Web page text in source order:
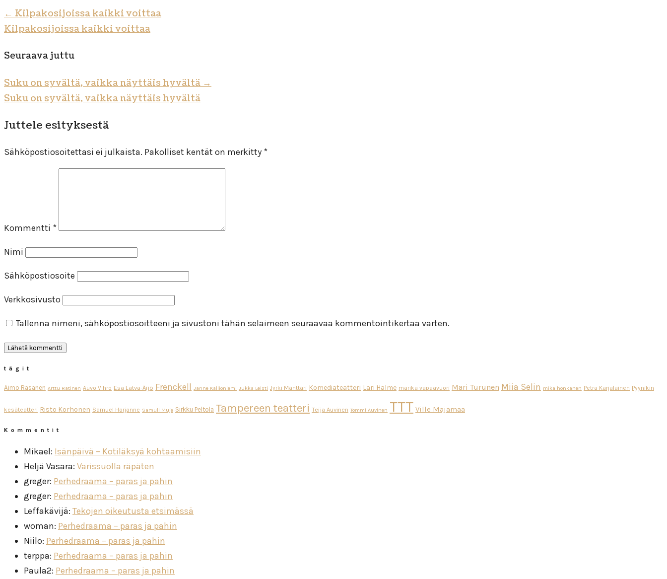
← Kilpakosijoissa kaikki voittaa
Kilpakosijoissa kaikki voittaa
Seuraava juttu
Suku on syvältä, vaikka näyttäis hyvältä →
Suku on syvältä, vaikka näyttäis hyvältä
Juttele esityksestä
Sähköpostiosoitettasi ei julkaista. Pakolliset kentät on merkitty *
Kommentti *
Nimi
Sähköpostiosoite
Verkkosivusto
Tallenna nimeni, sähköpostiosoitteeni ja sivustoni tähän selaimeen seuraavaa kommentointikertaa varten.
tägit
Aimo Räsänen Arttu Ratinen Auvo Vihro Esa Latva-Äijö Frenckell Janne Kallioniemi Jukka Leisti Jyrki Mänttäri Komediateatteri Lari Halme marika vapaavuori Mari Turunen Miia Selin mika honkanen Petra Karjalainen Pyynikin
kesäteatteri Risto Korhonen Samuel Harjanne Samuli Muje Sirkku Peltola Tampereen teatteri Teija Auvinen Tommi Auvinen TTT Ville Majamaa
Kommentit
Mikael: Isänpäivä – Kotiläksyä kohtaamisiin
Heljä Vasara: Varissuolla räpäten
greger: Perhedraama – paras ja pahin
greger: Perhedraama – paras ja pahin
Leffakävijä: Tekojen oikeutusta etsimässä
woman: Perhedraama – paras ja pahin
Niilo: Perhedraama – paras ja pahin
terppa: Perhedraama – paras ja pahin
Paula2: Perhedraama – paras ja pahin